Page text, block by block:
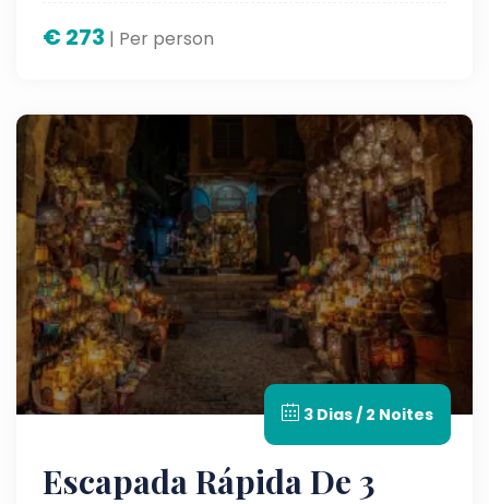
capital egípcia.
€273 | Per person
3 Dias / 2 Noites
Escapada Rápida De 3